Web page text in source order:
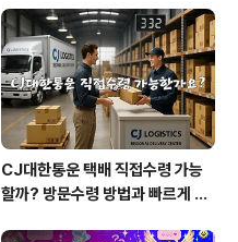
CJ대한통운 택배 직접수령 가능
할까? 방문수령 방법과 빠르게 찾